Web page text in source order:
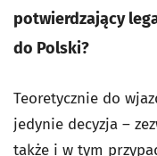
potwierdzający
do Polski?
Teoretycznie do
jedynie decyzja –
także i w tym